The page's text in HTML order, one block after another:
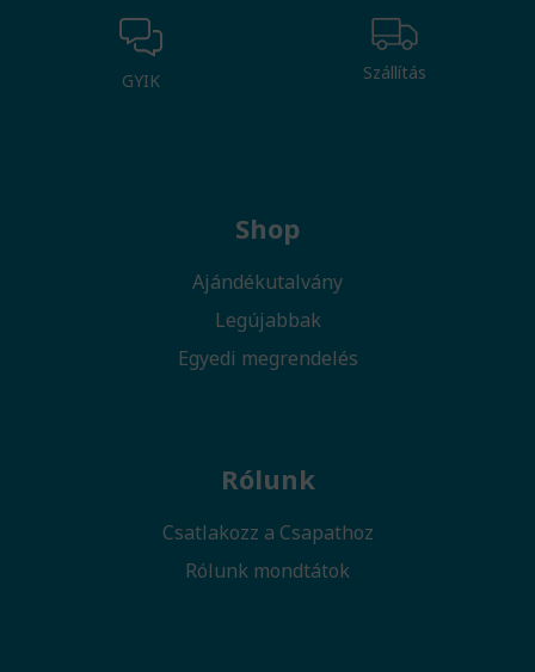
GYIK Szállítás
Shop
Ajándékutalvány
Legújabbak
Egyedi megrendelés
Rólunk
Csatlakozz a Csapathoz
Rólunk mondtátok